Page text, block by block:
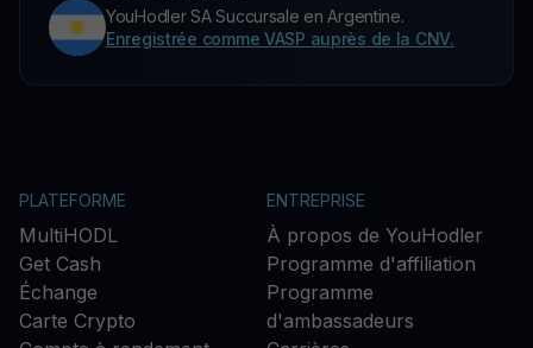
YouHodler SA Succursale en Argentine.
Enregistrée comme VASP auprès de la CNV.
PLATEFORME
MultiHODL
Get Cash
Échange
Carte Crypto
ENTREPRISE
À propos de YouHodler
Programme d'affiliation
Programme
d'ambassadeurs